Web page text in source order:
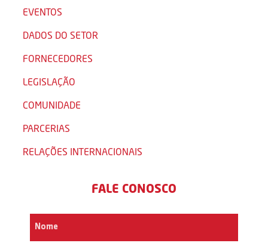
EVENTOS
DADOS DO SETOR
FORNECEDORES
LEGISLAÇÃO
COMUNIDADE
PARCERIAS
RELAÇÕES INTERNACIONAIS
FALE CONOSCO